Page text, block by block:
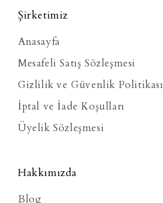
Şirketimiz
Anasayfa
Mesafeli Satış Sözleşmesi
Gizlilik ve Güvenlik Politikası
İptal ve İade Koşulları
Üyelik Sözleşmesi
Hakkımızda
Blog